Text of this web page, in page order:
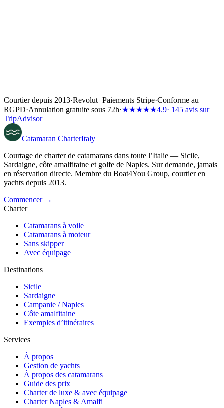
Courtier depuis 2013·Revolut+Paiements Stripe·Conforme au
RGPD·Annulation gratuite sous 72h·★★★★★4.9· 145 avis sur
TripAdvisor
Catamaran CharterItaly
Courtage de charter de catamarans dans toute l’Italie — Sicile,
Sardaigne, côte amalfitaine et golfe de Naples. Sur demande, jamais
en réservation directe. Membre du Boat4You Group, courtier en
yachts depuis 2013.
Commencer →
Charter
Catamarans à voile
Catamarans à moteur
Sans skipper
Avec équipage
Destinations
Sicile
Sardaigne
Campanie / Naples
Côte amalfitaine
Exemples d’itinéraires
Services
À propos
Gestion de yachts
À propos des catamarans
Guide des prix
Charter de luxe & avec équipage
Charter Naples & Amalfi